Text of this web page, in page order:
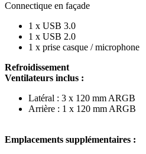
Connectique en façade
1 x USB 3.0
1 x USB 2.0
1 x prise casque / microphone
Refroidissement
Ventilateurs inclus :
Latéral : 3 x 120 mm ARGB
Arrière : 1 x 120 mm ARGB
Emplacements supplémentaires :